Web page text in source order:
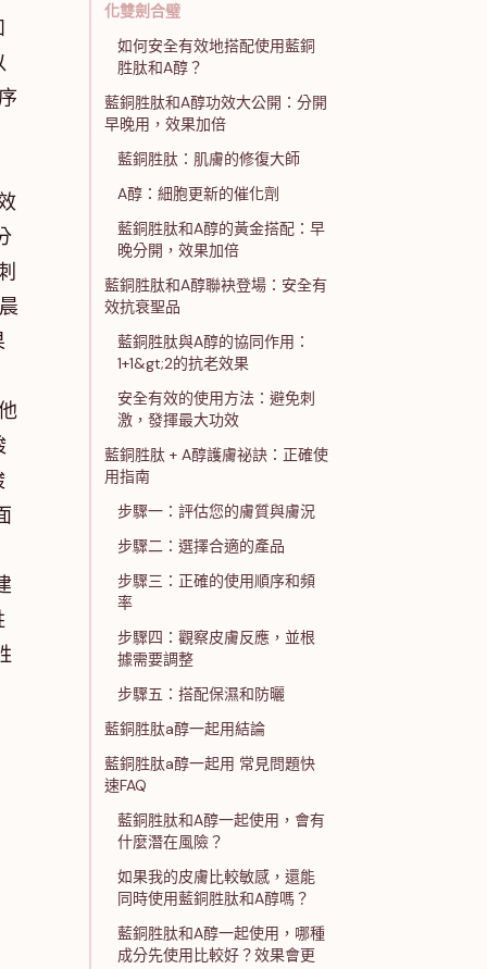
化雙劍合璧
如何安全有效地搭配使用藍銅
胜肽和A醇？
藍銅胜肽和A醇功效大公開：分開
早晚用，效果加倍
藍銅胜肽：肌膚的修復大師
A醇：細胞更新的催化劑
藍銅胜肽和A醇的黃金搭配：早
晚分開，效果加倍
藍銅胜肽和A醇聯袂登場：安全有
效抗衰聖品
藍銅胜肽與A醇的協同作用：
1+1&gt;2的抗老效果
安全有效的使用方法：避免刺
激，發揮最大功效
藍銅胜肽 + A醇護膚祕訣：正確使
用指南
步驟一：評估您的膚質與膚況
步驟二：選擇合適的產品
步驟三：正確的使用順序和頻
率
步驟四：觀察皮膚反應，並根
據需要調整
步驟五：搭配保濕和防曬
藍銅胜肽a醇一起用結論
藍銅胜肽a醇一起用 常見問題快
速FAQ
藍銅胜肽和A醇一起使用，會有
什麼潛在風險？
如果我的皮膚比較敏感，還能
同時使用藍銅胜肽和A醇嗎？
藍銅胜肽和A醇一起使用，哪種
成分先使用比較好？效果會更